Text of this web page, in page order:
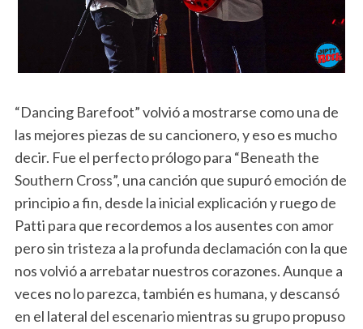
“Dancing Barefoot” volvió a mostrarse como una de
las mejores piezas de su cancionero, y eso es mucho
decir. Fue el perfecto prólogo para “Beneath the
Southern Cross”, una canción que supuró emoción de
principio a fin, desde la inicial explicación y ruego de
Patti para que recordemos a los ausentes con amor
pero sin tristeza a la profunda declamación con la que
nos volvió a arrebatar nuestros corazones. Aunque a
veces no lo parezca, también es humana, y descansó
en el lateral del escenario mientras su grupo propuso